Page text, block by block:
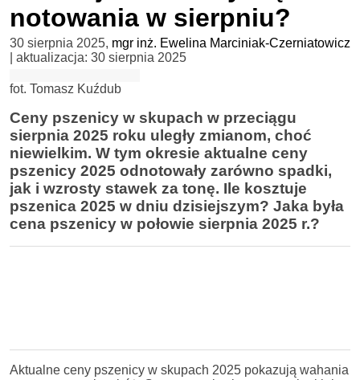
notowania w sierpniu?
30 sierpnia 2025, mgr inż. Ewelina Marciniak-Czerniatowicz
| aktualizacja: 30 sierpnia 2025
fot. Tomasz Kuźdub
Ceny pszenicy w skupach w przeciągu
sierpnia 2025 roku uległy zmianom, choć
niewielkim. W tym okresie aktualne ceny
pszenicy 2025 odnotowały zarówno spadki,
jak i wzrosty stawek za tonę. Ile kosztuje
pszenica 2025 w dniu dzisiejszym? Jaka była
cena pszenicy w połowie sierpnia 2025 r.?
Aktualne ceny pszenicy w skupach 2025 pokazują wahania